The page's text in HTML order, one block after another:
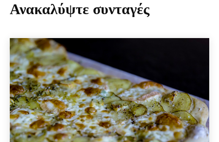
Ανακαλύψτε συνταγές